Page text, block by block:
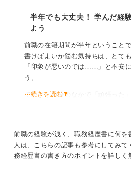
半年でも大丈夫！ 学んだ経
よう
前職の在籍期間が半年ということ
書けばよいか悩む気持ちは、とて
「印象が悪いのでは……」と不安
う。
ですが、自分のなかで「頑張った
んだこと、感じたこと、行動した
そしてそれは立派な「経験」とし
す。
第二新卒の採用では即戦力が求め
⋯続きを読む▼
前職の経験が浅く、職務経歴書に何を
人は、こちらの記事も参考にしてみ
務経歴書の書き方のポイントを詳しく